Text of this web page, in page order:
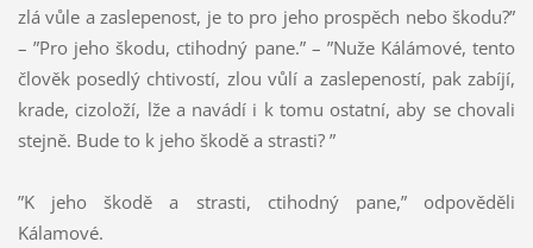
zlá vůle a zaslepenost, je to pro jeho prospěch nebo škodu?”
– ”Pro jeho škodu, ctihodný pane.” – ”Nuže Kálámové, tento
člověk posedlý chtivostí, zlou vůlí a zaslepeností, pak zabíjí,
krade, cizoloží, lže a navádí i k tomu ostatní, aby se chovali
stejně. Bude to k jeho škodě a strasti? ”
”K jeho škodě a strasti, ctihodný pane,” odpověděli
Kálamové.